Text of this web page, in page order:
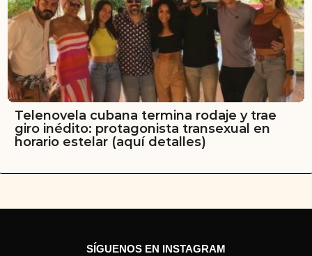
Telenovela cubana termina rodaje y trae
giro inédito: protagonista transexual en
horario estelar (aquí detalles)
SÍGUENOS EN INSTAGRAM